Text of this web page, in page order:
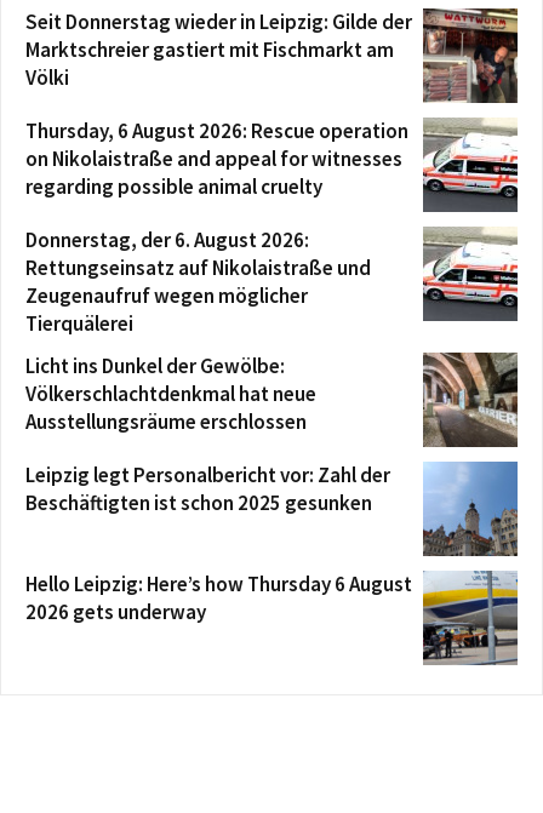
Seit Donnerstag wieder in Leipzig: Gilde der
Marktschreier gastiert mit Fischmarkt am
Völki
Thursday, 6 August 2026: Rescue operation
on Nikolaistraße and appeal for witnesses
regarding possible animal cruelty
Donnerstag, der 6. August 2026:
Rettungseinsatz auf Nikolaistraße und
Zeugenaufruf wegen möglicher
Tierquälerei
Licht ins Dunkel der Gewölbe:
Völkerschlachtdenkmal hat neue
Ausstellungsräume erschlossen
Leipzig legt Personalbericht vor: Zahl der
Beschäftigten ist schon 2025 gesunken
Hello Leipzig: Here’s how Thursday 6 August
2026 gets underway